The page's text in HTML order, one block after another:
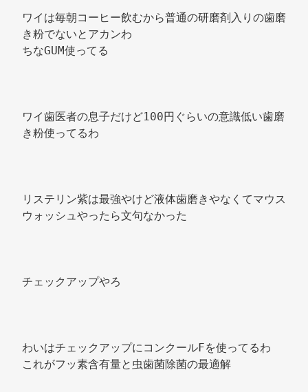
ワイは毎朝コーヒー飲むから普通の研磨剤入りの歯磨
き粉でないとアカンわ
ちなGUM使ってる
ワイ歯医者の息子だけど100円ぐらいの意識低い歯磨
き粉使ってるわ
リステリン紫は最強やけど液体歯磨きやなくてマウス
ウォッシュやったら文句なかった
チェックアップやろ
わいはチェックアップにコンクールFを使ってるわ
これがフッ素含有量と虫歯菌除菌の最適解